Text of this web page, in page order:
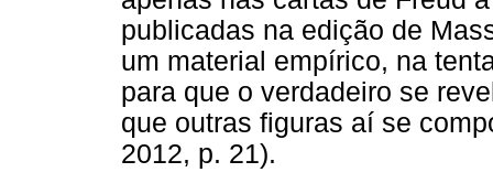
publicadas na edição de
um material empírico, na
para que o verdadeiro se
que outras figuras aí se
2012, p. 21).